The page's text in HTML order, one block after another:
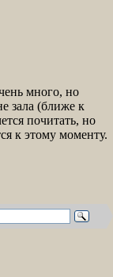
много, но
зала (ближе к
почитать, но
к этому моменту.